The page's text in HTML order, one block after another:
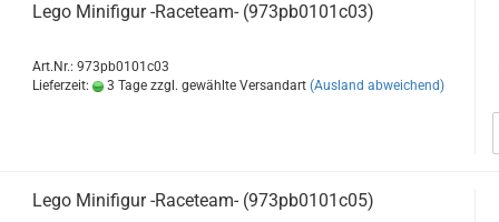
Lego Minifigur -Raceteam- (973pb0101c03)
Art.Nr.: 973pb0101c03
Lieferzeit:
3 Tage zzgl. gewählte Versandart (Ausland abweichend)
Lego Minifigur -Raceteam- (973pb0101c05)